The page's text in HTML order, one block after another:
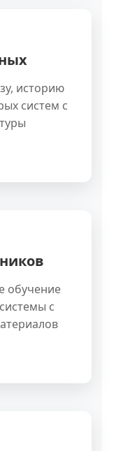
историю
систем с
обучение
с